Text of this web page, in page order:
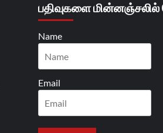
பதிவுகளை மின்னஞ்சலில்
Name
Email